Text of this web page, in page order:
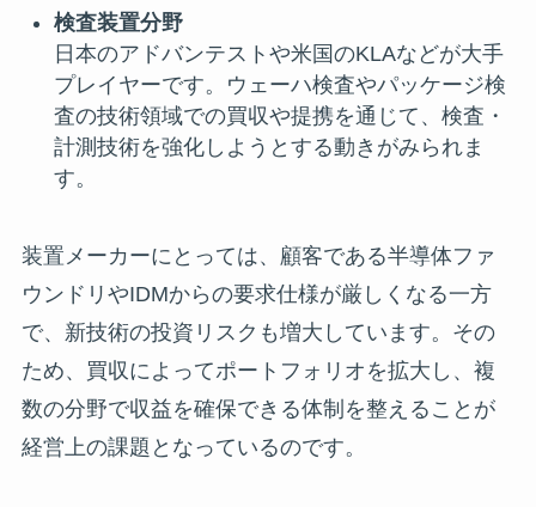
検査装置分野
日本のアドバンテストや米国のKLAなどが大手
プレイヤーです。ウェーハ検査やパッケージ検
査の技術領域での買収や提携を通じて、検査・
計測技術を強化しようとする動きがみられま
す。
装置メーカーにとっては、顧客である半導体ファ
ウンドリやIDMからの要求仕様が厳しくなる一方
で、新技術の投資リスクも増大しています。その
ため、買収によってポートフォリオを拡大し、複
数の分野で収益を確保できる体制を整えることが
経営上の課題となっているのです。